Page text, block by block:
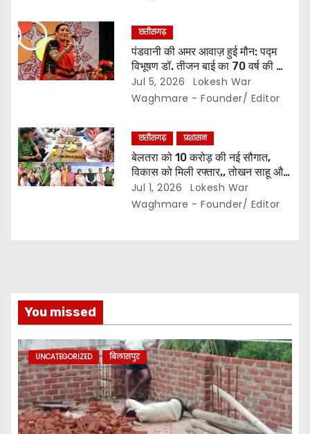
छत्तीसगढ़
पंडवानी की अमर आवाज़ हुई मौन: पद्म
विभूषण डॉ. तीजन बाई का 70 वर्ष की आयु
में निधन,, कला जगत में शोक की लहर…
Jul 5, 2026
Lokesh War
Waghmare - Founder/ Editor
छत्तीसगढ़ प्रशासन
बेलतरा को 10 करोड़ की नई सौगात,
विकास को मिली रफ्तार,, तोखन साहू और
अरुण साव ने मुक्तिधाम व सामुदायिक भवन
के लिए की डेढ़ करोड़ की घोषणा,,
Jul 1, 2026
Lokesh War
Waghmare - Founder/ Editor
You missed
UNCATEGORIZED बिलासपुर